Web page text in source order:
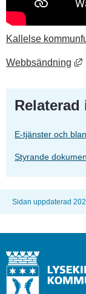
Kallelse
Webbsändning
E-tjänster och
Styrande
Sidan uppdaterad